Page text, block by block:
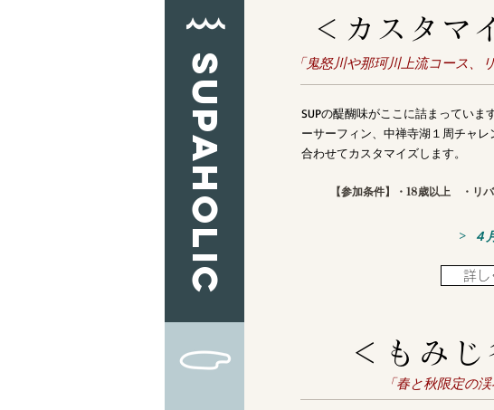
SUPAHOLIC
＜カスタマ
「鬼怒川や那珂川上流コース、
SUPの醍醐味がここに詰まっていま
ーサーフィン、中禅寺湖１周チャ
合わせてカスタマイズします。
【参加条件】 ・18歳以上 ・リ
> ４
詳し
＜もみ
「春と秋限定の